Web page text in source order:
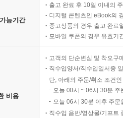
한 문명의 재발견
자락을 우리가 직접 담당해 왔기
부터 우리의 시각적 호기심을
소 낯선 문명이다. 중고등학교 교
는 우선 모든 문명 가운데 가장 최
소개되었거니와, 인류의 가장
능기간
출고 완료 후 10일 이내의
디지털 콘텐츠인 eBook의
중고상품의 경우 출고 완료
모바일 쿠폰의 경우 유효기
비용
고객의 단순변심 및 착오구
직수입양서/직수입일서중
단, 아래의 주문/취소 조건
오늘 00시 ~ 06시 30분
오늘 06시 30분 이후 주
직수입 음반/영상물/기프트